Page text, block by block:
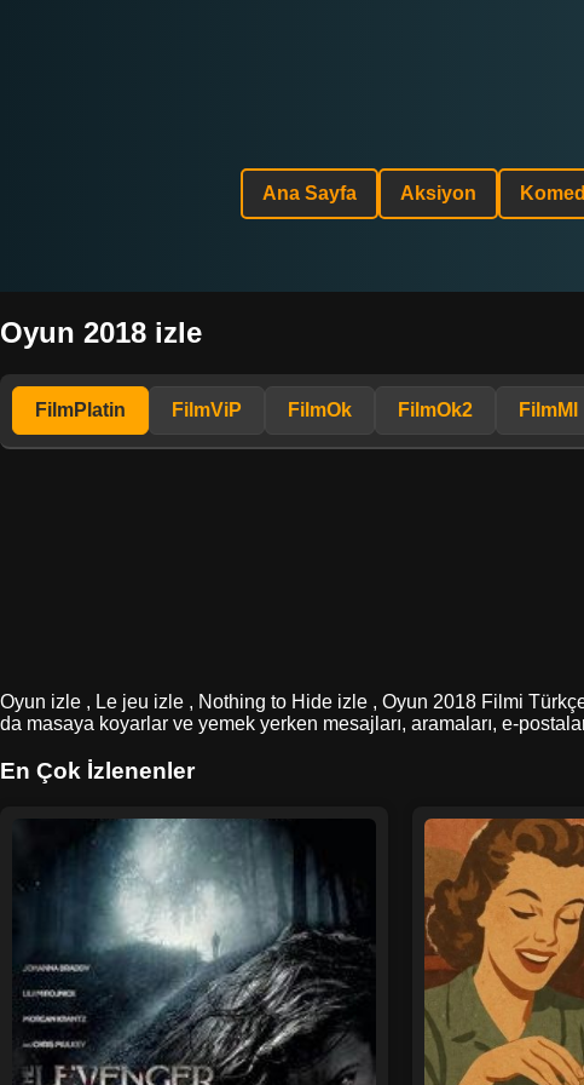
Ana Sayfa Aksiyon
Oyun 2018 izle
FilmPlatin FilmViP FilmOk FilmOk2 FilmMl
Oyun izle , Le jeu izle , Nothing to Hide izle , Oyun 2018 Filmi
da masaya koyarlar ve yemek yerken mesajları, aramaları, e-
En Çok İzlenenler